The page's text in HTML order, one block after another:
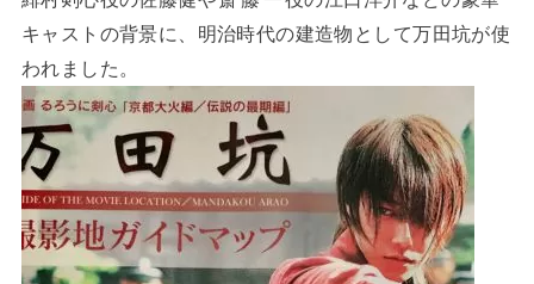
キャストの背景に、明治時代の建造物として万田坑が使
われました。